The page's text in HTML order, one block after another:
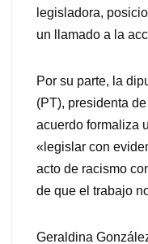
legisladora,
un llamado a la
Por su parte, la
(PT), presidenta
acuerdo formaliza
«legislar con
acto de racismo
de que el trabajo
Geraldina